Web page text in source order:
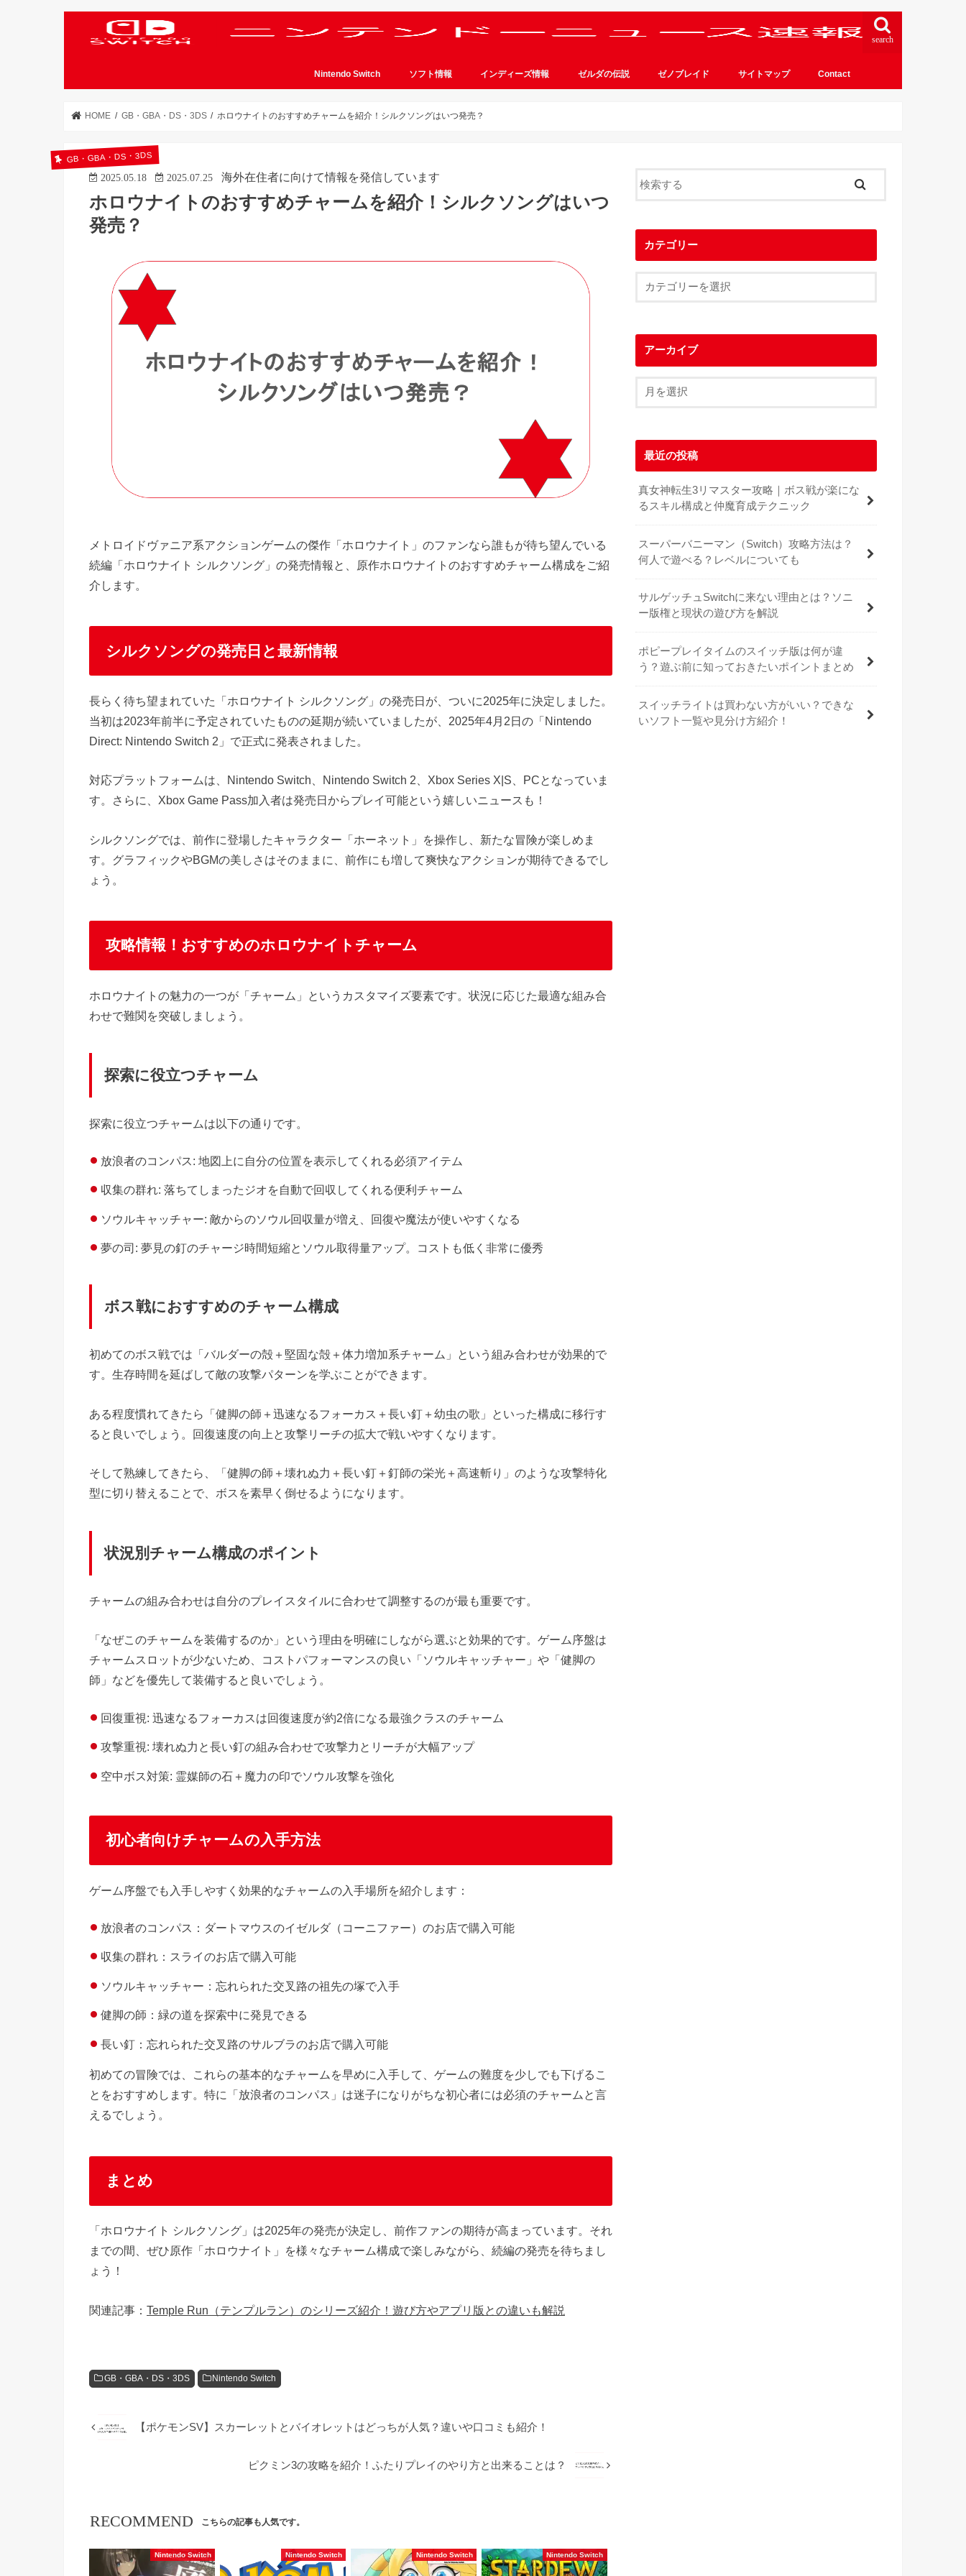
search
Nintendo Switch ソフト情報 インディーズ情報 ゼルダの伝説 ゼノブレイド サイトマップ Contact
HOME GB・GBA・DS・3DS ホロウナイトのおすすめチャームを紹介！シルクソングはいつ発売？
GB・GBA・DS・3DS
2025.05.18 2025.07.25 海外在住者に向けて情報を発信しています
ホロウナイトのおすすめチャームを紹介！シルクソングはいつ
発売？
メトロイドヴァニア系アクションゲームの傑作「ホロウナイト」のファンなら誰もが待ち望んでいる
続編「ホロウナイト シルクソング」の発売情報と、原作ホロウナイトのおすすめチャーム構成をご紹
介します。
シルクソングの発売日と最新情報
長らく待ち望まれていた「ホロウナイト シルクソング」の発売日が、ついに2025年に決定しました。
当初は2023年前半に予定されていたものの延期が続いていましたが、2025年4月2日の「Nintendo
Direct: Nintendo Switch 2」で正式に発表されました。
対応プラットフォームは、Nintendo Switch、Nintendo Switch 2、Xbox Series X|S、PCとなっていま
す。さらに、Xbox Game Pass加入者は発売日からプレイ可能という嬉しいニュースも！
シルクソングでは、前作に登場したキャラクター「ホーネット」を操作し、新たな冒険が楽しめま
す。グラフィックやBGMの美しさはそのままに、前作にも増して爽快なアクションが期待できるでし
ょう。
攻略情報！おすすめのホロウナイトチャーム
ホロウナイトの魅力の一つが「チャーム」というカスタマイズ要素です。状況に応じた最適な組み合
わせで難関を突破しましょう。
探索に役立つチャーム
探索に役立つチャームは以下の通りです。
放浪者のコンパス: 地図上に自分の位置を表示してくれる必須アイテム
収集の群れ: 落ちてしまったジオを自動で回収してくれる便利チャーム
ソウルキャッチャー: 敵からのソウル回収量が増え、回復や魔法が使いやすくなる
夢の司: 夢見の釘のチャージ時間短縮とソウル取得量アップ。コストも低く非常に優秀
ボス戦におすすめのチャーム構成
初めてのボス戦では「バルダーの殻＋堅固な殻＋体力増加系チャーム」という組み合わせが効果的で
す。生存時間を延ばして敵の攻撃パターンを学ぶことができます。
ある程度慣れてきたら「健脚の師＋迅速なるフォーカス＋長い釘＋幼虫の歌」といった構成に移行す
ると良いでしょう。回復速度の向上と攻撃リーチの拡大で戦いやすくなります。
そして熟練してきたら、「健脚の師＋壊れぬ力＋長い釘＋釘師の栄光＋高速斬り」のような攻撃特化
型に切り替えることで、ボスを素早く倒せるようになります。
状況別チャーム構成のポイント
チャームの組み合わせは自分のプレイスタイルに合わせて調整するのが最も重要です。
「なぜこのチャームを装備するのか」という理由を明確にしながら選ぶと効果的です。ゲーム序盤は
チャームスロットが少ないため、コストパフォーマンスの良い「ソウルキャッチャー」や「健脚の
師」などを優先して装備すると良いでしょう。
回復重視: 迅速なるフォーカスは回復速度が約2倍になる最強クラスのチャーム
攻撃重視: 壊れぬ力と長い釘の組み合わせで攻撃力とリーチが大幅アップ
空中ボス対策: 霊媒師の石＋魔力の印でソウル攻撃を強化
初心者向けチャームの入手方法
ゲーム序盤でも入手しやすく効果的なチャームの入手場所を紹介します：
放浪者のコンパス：ダートマウスのイゼルダ（コーニファー）のお店で購入可能
収集の群れ：スライのお店で購入可能
ソウルキャッチャー：忘れられた交叉路の祖先の塚で入手
健脚の師：緑の道を探索中に発見できる
長い釘：忘れられた交叉路のサルブラのお店で購入可能
初めての冒険では、これらの基本的なチャームを早めに入手して、ゲームの難度を少しでも下げるこ
とをおすすめします。特に「放浪者のコンパス」は迷子になりがちな初心者には必須のチャームと言
えるでしょう。
まとめ
「ホロウナイト シルクソング」は2025年の発売が決定し、前作ファンの期待が高まっています。それ
までの間、ぜひ原作「ホロウナイト」を様々なチャーム構成で楽しみながら、続編の発売を待ちまし
ょう！
関連記事： Temple Run（テンプルラン）のシリーズ紹介！遊び方やアプリ版との違いも解説
GB・GBA・DS・3DS Nintendo Switch
【ポケモンSV】スカーレットとバイオレットはどっちが人気？違いや口コミも紹介！
ピクミン3の攻略を紹介！ふたりプレイのやり方と出来ることは？
RECOMMEND こちらの記事も人気です。
Nintendo Switch Nintendo Switch Nintendo Switch Nintendo Switch
カテゴリー
アーカイブ
最近の投稿
真女神転生3リマスター攻略｜ボス戦が楽にな
るスキル構成と仲魔育成テクニック
スーパーバニーマン（Switch）攻略方法は？
何人で遊べる？レベルについても
サルゲッチュSwitchに来ない理由とは？ソニ
ー版権と現状の遊び方を解説
ポピープレイタイムのスイッチ版は何が違
う？遊ぶ前に知っておきたいポイントまとめ
スイッチライトは買わない方がいい？できな
いソフト一覧や見分け方紹介！